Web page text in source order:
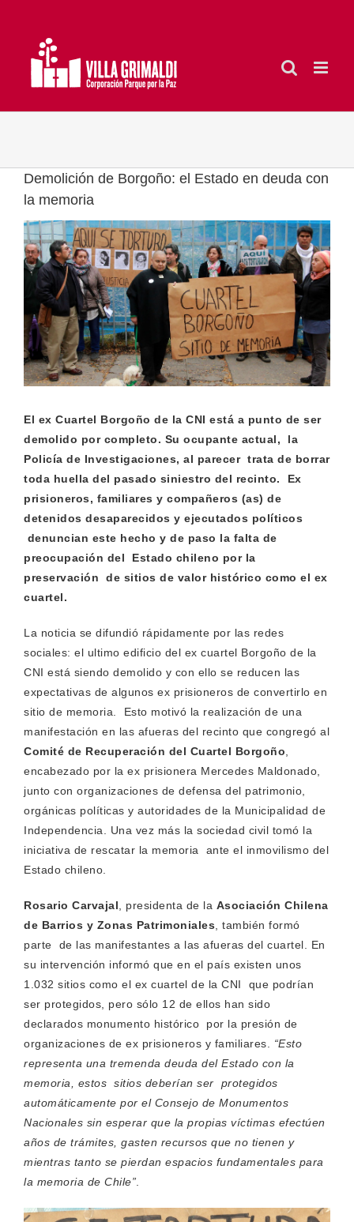
contenido
Demolición de Borgoño: el Estado en deuda con
la memoria
Ver
imagen
más
grande
El ex Cuartel Borgoño de la CNI está a punto de ser
demolido por completo. Su ocupante actual, la
Policía de Investigaciones, al parecer trata de borrar
toda huella del pasado siniestro del recinto. Ex
prisioneros, familiares y compañeros (as) de
detenidos desaparecidos y ejecutados políticos
denuncian este hecho y de paso la falta de
preocupación del Estado chileno por la
preservación de sitios de valor histórico como el ex
cuartel.
La noticia se difundió rápidamente por las redes
sociales: el ultimo edificio del ex cuartel Borgoño de la
CNI está siendo demolido y con ello se reducen las
expectativas de algunos ex prisioneros de convertirlo en
sitio de memoria. Esto motivó la realización de una
manifestación en las afueras del recinto que congregó al
Comité de Recuperación del Cuartel Borgoño
encabezado por la ex prisionera Mercedes Maldonado,
junto con organizaciones de defensa del patrimonio,
orgánicas políticas y autoridades de la Municipalidad de
Independencia. Una vez más la sociedad civil tomó la
iniciativa de rescatar la memoria ante el inmovilismo del
Estado chileno.
Rosario Carvajal , presidenta de la Asociación Chilena
de Barrios y Zonas Patrimoniales , también formó
parte de las manifestantes a las afueras del cuartel. En
su intervención informó que en el país existen unos
1.032 sitios como el ex cuartel de la CNI que podrían
ser protegidos, pero sólo 12 de ellos han sido
declarados monumento histórico por la presión de
organizaciones de ex prisioneros y familiares. “Esto
representa una tremenda deuda del Estado con la
memoria, estos sitios deberían ser protegidos
automáticamente por el Consejo de Monumentos
Nacionales sin esperar que la propias víctimas efectúen
años de trámites, gasten recursos que no tienen y
mientras tanto se pierdan espacios fundamentales para
la memoria de Chile”